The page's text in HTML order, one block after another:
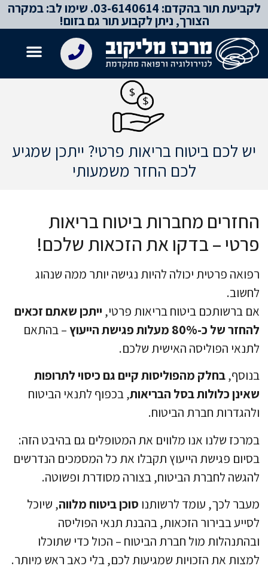
לתוכן לקביעת תור בהקדם: 03-6140614. שימו לב: במקרה
הצורך, ניתן לקבוע תור גם בזום!
יש לכם ביטוח בריאות פרטי? ייתכן שמגיע
לכם החזר משמעותי
החזרים מחברות ביטוח בריאות
פרטי – בדקו את הזכאות שלכם!
רפואה פרטית יכולה להיות נגישה יותר ממה שנהוג
לחשוב.
אם ברשותכם ביטוח בריאות פרטי, ייתכן שאתם זכאים
להחזר של כ-80% מעלות פגישת הייעוץ
– בהתאם
לתנאי הפוליסה האישית שלכם.
בנוסף,בחלק מהפוליסות קיים גם כיסוי לתרופות
שאינן כלולות בסל הבריאות, בכפוף לתנאי הביטוח
ולהגדרות חברת הביטוח.
במרכז שלנו אנו מלווים את המטופלים גם בהיבט הזה:
בסיום פגישת הייעוץ תקבלו את כל המסמכים הנדרשים
להגשה לחברת הביטוח, בצורה מסודרת ופשוטה.
מעבר לכך, עומד לרשותנו סוכן ביטוח מלווה, שיוכל
לסייע בבירור הזכאות, בהבנת תנאי הפוליסה
ובהתנהלות מול חברת הביטוח – הכול כדי שתוכלו
למצות את הזכויות שמגיעות לכם, בלי כאב ראש מיותר.